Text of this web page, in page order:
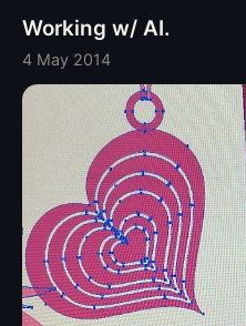
说：文明的意义除了不当街便
象，后者才是根本。真正的文
意咨询那位母亲是否需要帮
冷漠的拍照当成渲染大陆人
要提高。 我觉得这个思考是
的优雅和繁荣，更深层次的“
更乐意为他人考虑。这个角
化，同时也不能以所谓“文明
民。 如果你想通了这两点，
毕竟“五十步笑百步”或“百步
需要继续思考、积累和付诸
文明基因，大陆和港澳台，
Working w/ AI.
4 May 2014